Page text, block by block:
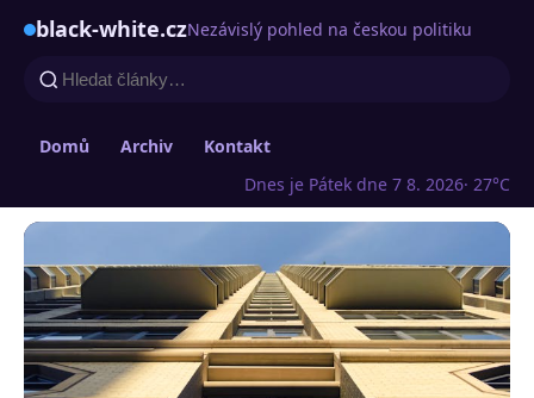
black-white.czNezávislý pohled na českou politiku
Domů Archiv
Kontakt
Dnes je Pátek dne 7 8. 2026· 27°C